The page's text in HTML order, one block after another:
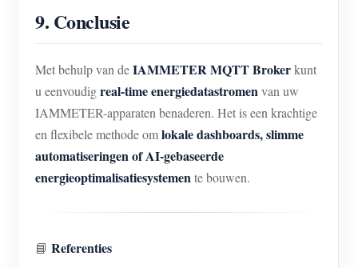
9. Conclusie
Met behulp van deIAMMETER MQTT Brokerkunt
u eenvoudigreal-time energiedatastromenvan uw
IAMMETER-apparaten benaderen. Het is een krachtige
en flexibele methode omlokale dashboards, slimme
automatiseringen of AI-gebaseerde
energieoptimalisatiesystemente bouwen.
📘 Referenties